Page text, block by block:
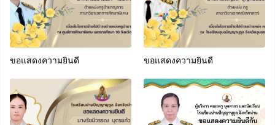
ขอแสดงความยินดี ขอแสดงความยินดี